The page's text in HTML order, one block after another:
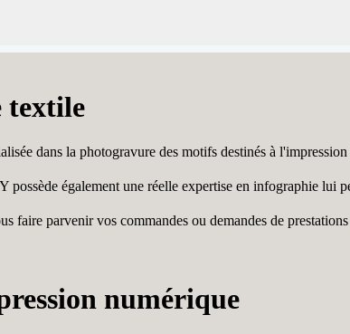
textile
dans la photogravure des motifs destinés à
également une réelle expertise en infographie lui
faire parvenir vos commandes ou demandes de
numérique